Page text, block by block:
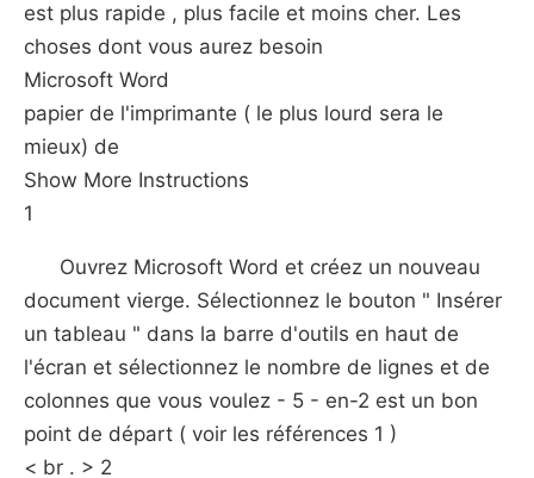
est plus rapide , plus facile et moins cher. Les
choses dont vous aurez besoin
Microsoft Word
papier de l'imprimante ( le plus lourd sera le
mieux) de
Show More Instructions
1
Ouvrez Microsoft Word et créez un nouveau
document vierge. Sélectionnez le bouton " Insérer
un tableau " dans la barre d'outils en haut de
l'écran et sélectionnez le nombre de lignes et de
colonnes que vous voulez - 5 - en-2 est un bon
point de départ ( voir les références 1 )
< br . > 2